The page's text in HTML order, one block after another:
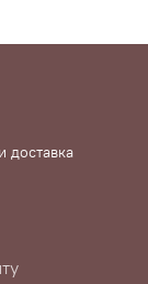
доставка